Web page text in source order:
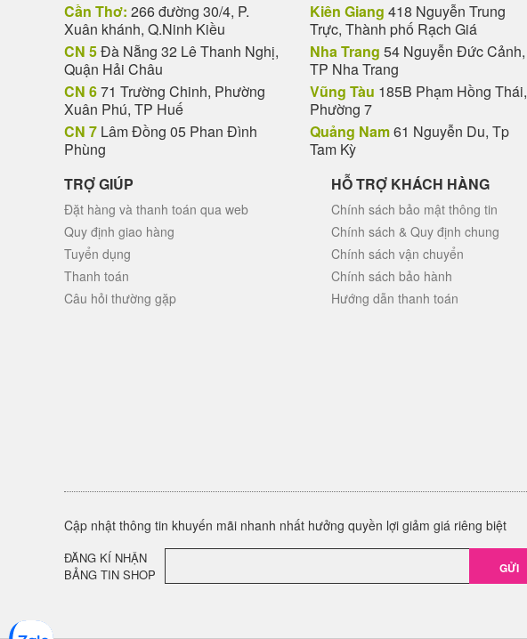
Cần Thơ: 266 đường 30/4, P.
Xuân khánh, Q.Ninh Kiều
CN 5Đà Nẵng 32 Lê Thanh Nghị,
Quận Hải Châu
CN 671 Trường Chinh, Phường
Xuân Phú, TP Huế
CN 7 Lâm Đồng 05 Phan Đình
Phùng
Kiên Giang 418 Nguyễn Trung
Trực, Thành phố Rạch Giá
Nha Trang 54 Nguyễn Đức Cảnh,
TP Nha Trang
Vũng Tàu 185B Phạm Hồng Thái,
Phường 7
Quảng Nam61 Nguyễn Du, Tp
Tam Kỳ
TRỢ GIÚP
Đặt hàng và thanh toán qua web
Quy định giao hàng
Tuyển dụng
Thanh toán
Câu hỏi thường gặp
HỖ TRỢ KHÁCH HÀNG
Chính sách bảo mật thông tin
Chính sách & Quy định chung
Chính sách vận chuyển
Chính sách bảo hành
Hướng dẫn thanh toán
Cập nhật thông tin khuyến mãi nhanh nhất hưởng quyền lợi giảm giá riêng biệt
ĐĂNG KÍ NHẬN
BẢNG TIN SHOP
GỬI